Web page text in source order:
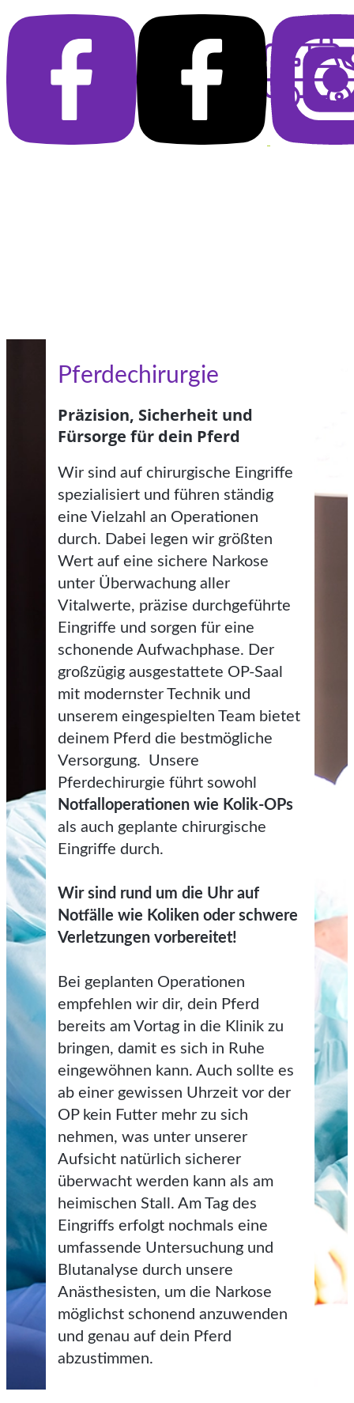
Pferdechirurgie
Präzision, Sicherheit und
Fürsorge für dein Pferd
Wir sind auf chirurgische Eingriffe
spezialisiert und führen ständig
eine Vielzahl an Operationen
durch. Dabei legen wir größten
Wert auf eine sichere Narkose
unter Überwachung aller
Vitalwerte, präzise durchgeführte
Eingriffe und sorgen für eine
schonende Aufwachphase. Der
großzügig ausgestattete OP-Saal
mit modernster Technik und
unserem eingespielten Team bietet
deinem Pferd die bestmögliche
Versorgung. Unsere
Pferdechirurgie führt sowohl
Notfalloperationen wie Kolik-OPs
als auch geplante chirurgische
Eingriffe durch.
Wir sind rund um die Uhr auf
Notfälle wie Koliken oder schwere
Verletzungen vorbereitet!
Bei geplanten Operationen
empfehlen wir dir, dein Pferd
bereits am Vortag in die Klinik zu
bringen, damit es sich in Ruhe
eingewöhnen kann. Auch sollte es
ab einer gewissen Uhrzeit vor der
OP kein Futter mehr zu sich
nehmen, was unter unserer
Aufsicht natürlich sicherer
überwacht werden kann als am
heimischen Stall. Am Tag des
Eingriffs erfolgt nochmals eine
umfassende Untersuchung und
Blutanalyse durch unsere
Anästhesisten, um die Narkose
möglichst schonend anzuwenden
und genau auf dein Pferd
abzustimmen.